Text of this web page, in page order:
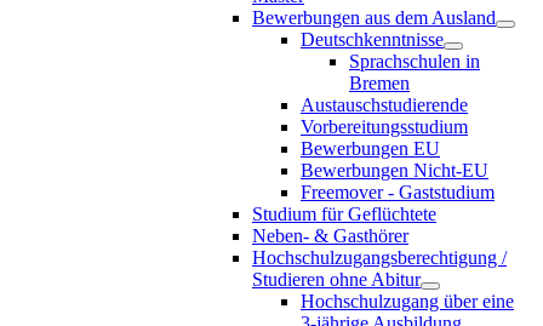
Bewerbungen aus dem Ausland
Deutschkenntnisse
Sprachschulen in
Bremen
Austauschstudierende
Vorbereitungsstudium
Bewerbungen EU
Bewerbungen Nicht-EU
Freemover - Gaststudium
Studium für Geflüchtete
Neben- & Gasthörer
Hochschulzugangsberechtigung /
Studieren ohne Abitur
Hochschulzugang über eine